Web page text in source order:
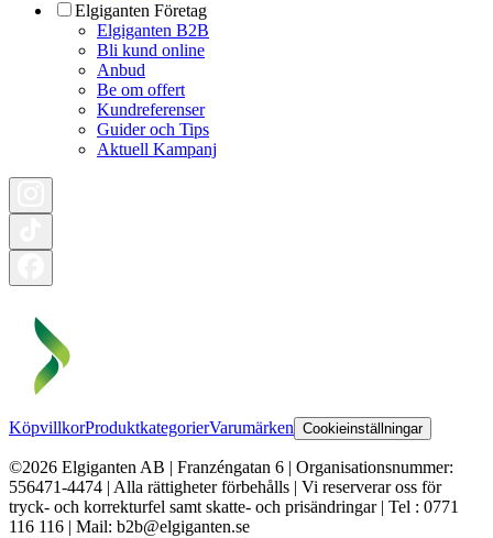
Elgiganten Företag
Elgiganten B2B
Bli kund online
Anbud
Be om offert
Kundreferenser
Guider och Tips
Aktuell Kampanj
KöpvillkorProduktkategorierVarumärken Cookieinställningar
©2026 Elgiganten AB | Franzéngatan 6 | Organisationsnummer:
556471-4474 | Alla rättigheter förbehålls | Vi reserverar oss för
tryck- och korrekturfel samt skatte- och prisändringar | Tel : 0771
116 116 | Mail: b2b@elgiganten.se